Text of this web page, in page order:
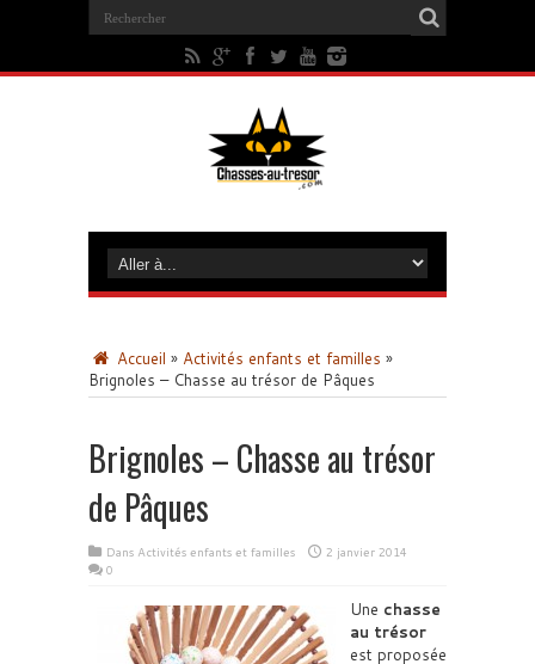
Accueil » Activités enfants et familles »
Brignoles – Chasse au trésor de Pâques
Brignoles – Chasse au trésor
de Pâques
Dans Activités enfants et familles
2 janvier 2014
0
Une chasse
au trésor
est proposée